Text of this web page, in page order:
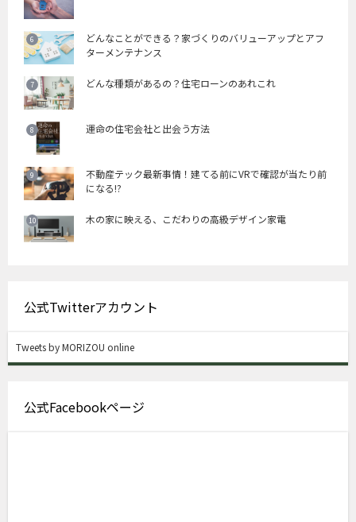
どんなことができる？家づくりのバリューアップとアフ
ターメンテナンス
どんな種類があるの？住宅ローンのあれこれ
運命の住宅会社と出会う方法
不動産テック最新事情！建てる前にVRで確認が当たり前
になる!?
木の家に映える、こだわりの高級デザイン家電
公式Twitterアカウント
Tweets by MORIZOU online
公式Facebookページ